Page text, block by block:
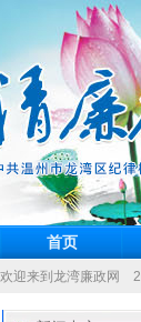
首页
欢迎来到龙湾廉政网